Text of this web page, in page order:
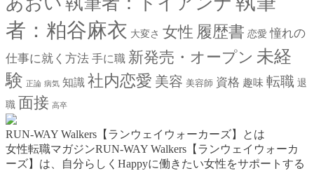
者：粕谷麻衣 大変さ 女性 履歴書 恋愛 憧れの
仕事に就く方法 手に職 新発売・オープン 未経
験 正論 病気 知識 社内恋愛 美容 美容師 資格 趣味 転職 退
職 面接 高卒
RUN-WAY Walkers【ランウェイウォーカーズ】とは
女性転職マガジンRUN-WAY Walkers【ランウェイウォーカ
ーズ】は、自分らしくHappyに働きたい女性をサポートする